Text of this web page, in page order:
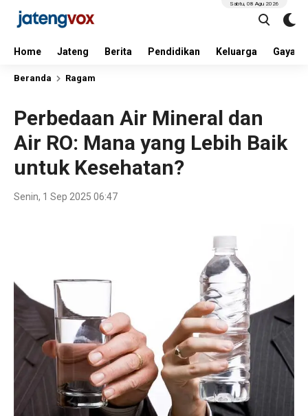
Home Jateng Berita Pendidikan Keluarga Gaya
Sabtu, 08 Agu 2026
Beranda Ragam
Perbedaan Air Mineral dan
Air RO: Mana yang Lebih Baik
untuk Kesehatan?
Senin, 1 Sep 2025 06:47